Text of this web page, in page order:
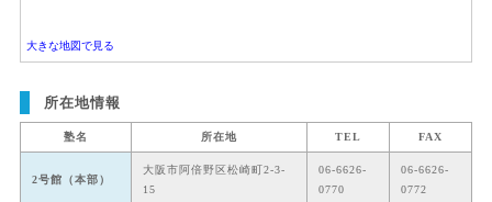
大きな地図で見る
所在地情報
塾名 所在地 TEL FAX
2号館（本部）
大阪市阿倍野区松崎町2-3-
15
06-6626-
0770
06-6626-
0772